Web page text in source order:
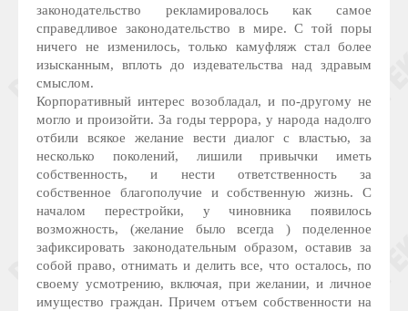
законодательство рекламировалось как самое
справедливое законодательство в мире. С той поры
ничего не изменилось, только камуфляж стал более
изысканным, вплоть до издевательства над здравым
смыслом.
Корпоративный интерес возобладал, и по-другому не
могло и произойти. За годы террора, у народа надолго
отбили всякое желание вести диалог с властью, за
несколько поколений, лишили привычки иметь
собственность, и нести ответственность за
собственное благополучие и собственную жизнь. С
началом перестройки, у чиновника появилось
возможность, (желание было всегда ) поделенное
зафиксировать законодательным образом, оставив за
собой право, отнимать и делить все, что осталось, по
своему усмотрению, включая, при желании, и личное
имущество граждан. Причем отъем собственности на